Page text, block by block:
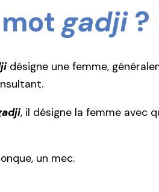
motgadji?
désigne une femme,
, il désigne la femme avec
un mec.